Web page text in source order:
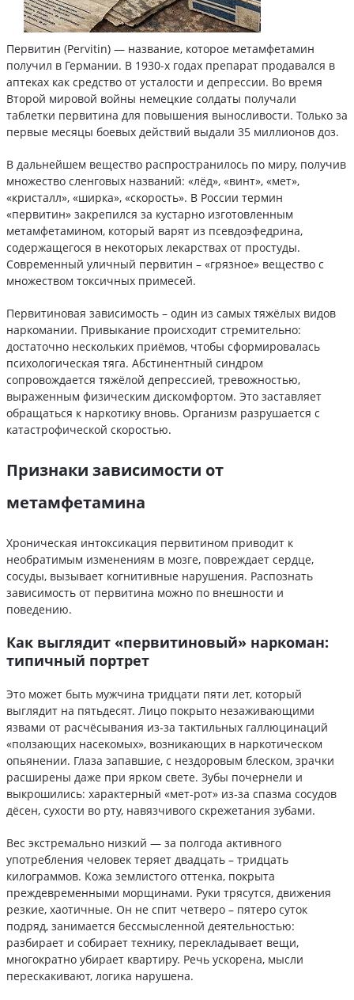
Первитин (Pervitin) — название, которое метамфетамин
получил в Германии. В 1930-х годах препарат продавался в
аптеках как средство от усталости и депрессии. Во время
Второй мировой войны немецкие солдаты получали
таблетки первитина для повышения выносливости. Только за
первые месяцы боевых действий выдали 35 миллионов доз.
В дальнейшем вещество распространилось по миру, получив
множество сленговых названий: «лёд», «винт», «мет»,
«кристалл», «ширка», «скорость». В России термин
«первитин» закрепился за кустарно изготовленным
метамфетамином, который варят из псевдоэфедрина,
содержащегося в некоторых лекарствах от простуды.
Современный уличный первитин – «грязное» вещество с
множеством токсичных примесей.
Первитиновая зависимость – один из самых тяжёлых видов
наркомании. Привыкание происходит стремительно:
достаточно нескольких приёмов, чтобы сформировалась
психологическая тяга. Абстинентный синдром
сопровождается тяжёлой депрессией, тревожностью,
выраженным физическим дискомфортом. Это заставляет
обращаться к наркотику вновь. Организм разрушается с
катастрофической скоростью.
Признаки зависимости от
метамфетамина
Хроническая интоксикация первитином приводит к
необратимым изменениям в мозге, повреждает сердце,
сосуды, вызывает когнитивные нарушения. Распознать
зависимость от первитина можно по внешности и
поведению.
Как выглядит «первитиновый» наркоман:
типичный портрет
Это может быть мужчина тридцати пяти лет, который
выглядит на пятьдесят. Лицо покрыто незаживающими
язвами от расчёсывания из-за тактильных галлюцинаций
«ползающих насекомых», возникающих в наркотическом
опьянении. Глаза запавшие, с нездоровым блеском, зрачки
расширены даже при ярком свете. Зубы почернели и
выкрошились: характерный «мет-рот» из-за спазма сосудов
дёсен, сухости во рту, навязчивого скрежетания зубами.
Вес экстремально низкий — за полгода активного
употребления человек теряет двадцать – тридцать
килограммов. Кожа землистого оттенка, покрыта
преждевременными морщинами. Руки трясутся, движения
резкие, хаотичные. Он не спит четверо – пятеро суток
подряд, занимается бессмысленной деятельностью:
разбирает и собирает технику, перекладывает вещи,
многократно убирает квартиру. Речь ускорена, мысли
перескакивают, логика нарушена.